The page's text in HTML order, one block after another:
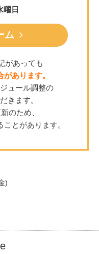
曜日
ム
があっても
あります。
ュール調整の
きます。
のため、
とがあります。
)